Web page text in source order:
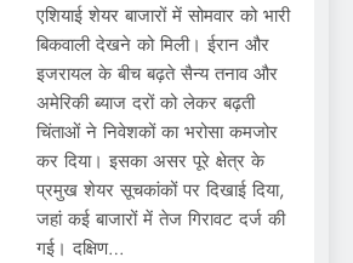
एशियाई शेयर बाजारों में सोमवार को भारी
बिकवाली देखने को मिली। ईरान और
इजरायल के बीच बढ़ते सैन्य तनाव और
अमेरिकी ब्याज दरों को लेकर बढ़ती
चिंताओं ने निवेशकों का भरोसा कमजोर
कर दिया। इसका असर पूरे क्षेत्र के
प्रमुख शेयर सूचकांकों पर दिखाई दिया,
जहां कई बाजारों में तेज गिरावट दर्ज की
गई। दक्षिण…